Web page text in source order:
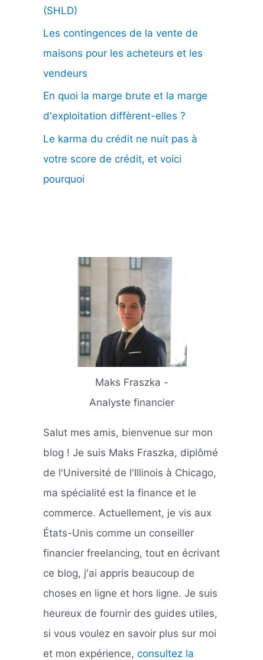
:(SHLD)
Les contingences de la vente de
maisons pour les acheteurs et les
vendeurs
En quoi la marge brute et la marge
d'exploitation diffèrent-elles ?
Le karma du crédit ne nuit pas à
votre score de crédit, et voici
pourquoi
Maks Fraszka -
Analyste financier
Salut mes amis, bienvenue sur mon
blog ! Je suis Maks Fraszka, diplômé
de l'Université de l'Illinois à Chicago,
ma spécialité est la finance et le
commerce. Actuellement, je vis aux
États-Unis comme un conseiller
financier freelancing, tout en écrivant
ce blog, j'ai appris beaucoup de
choses en ligne et hors ligne. Je suis
heureux de fournir des guides utiles,
si vous voulez en savoir plus sur moi
et mon expérience, consultez la